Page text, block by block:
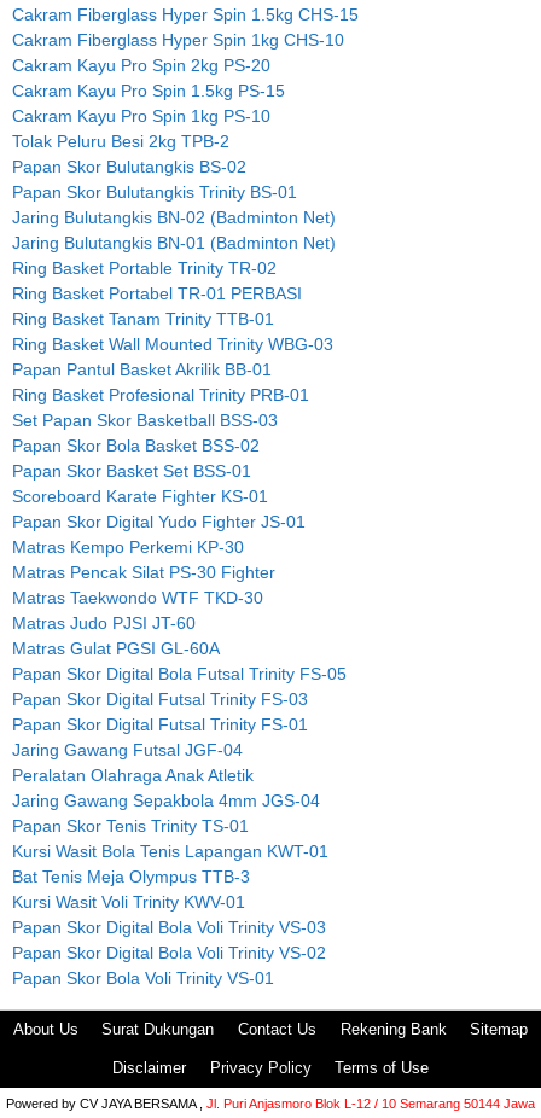
Cakram Fiberglass Hyper Spin 1.5kg CHS-15
Cakram Fiberglass Hyper Spin 1kg CHS-10
Cakram Kayu Pro Spin 2kg PS-20
Cakram Kayu Pro Spin 1.5kg PS-15
Cakram Kayu Pro Spin 1kg PS-10
Tolak Peluru Besi 2kg TPB-2
Papan Skor Bulutangkis BS-02
Papan Skor Bulutangkis Trinity BS-01
Jaring Bulutangkis BN-02 (Badminton Net)
Jaring Bulutangkis BN-01 (Badminton Net)
Ring Basket Portable Trinity TR-02
Ring Basket Portabel TR-01 PERBASI
Ring Basket Tanam Trinity TTB-01
Ring Basket Wall Mounted Trinity WBG-03
Papan Pantul Basket Akrilik BB-01
Ring Basket Profesional Trinity PRB-01
Set Papan Skor Basketball BSS-03
Papan Skor Bola Basket BSS-02
Papan Skor Basket Set BSS-01
Scoreboard Karate Fighter KS-01
Papan Skor Digital Yudo Fighter JS-01
Matras Kempo Perkemi KP-30
Matras Pencak Silat PS-30 Fighter
Matras Taekwondo WTF TKD-30
Matras Judo PJSI JT-60
Matras Gulat PGSI GL-60A
Papan Skor Digital Bola Futsal Trinity FS-05
Papan Skor Digital Futsal Trinity FS-03
Papan Skor Digital Futsal Trinity FS-01
Jaring Gawang Futsal JGF-04
Peralatan Olahraga Anak Atletik
Jaring Gawang Sepakbola 4mm JGS-04
Papan Skor Tenis Trinity TS-01
Kursi Wasit Bola Tenis Lapangan KWT-01
Bat Tenis Meja Olympus TTB-3
Kursi Wasit Voli Trinity KWV-01
Papan Skor Digital Bola Voli Trinity VS-03
Papan Skor Digital Bola Voli Trinity VS-02
Papan Skor Bola Voli Trinity VS-01
About Us Surat Dukungan Contact Us Rekening Bank Sitemap
Disclaimer Privacy Policy Terms of Use
Powered by CV JAYA BERSAMA , Jl. Puri Anjasmoro Blok L-12 / 10 Semarang 50144 Jawa